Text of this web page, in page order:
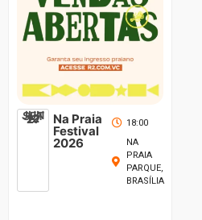
12
JUN
27
SET Na Praia
Festival
2026
18:00
NA
PRAIA
PARQUE,
BRASÍLIA